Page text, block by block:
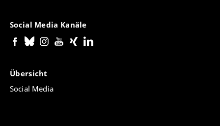
Social Media Kanäle
Übersicht
Social Media